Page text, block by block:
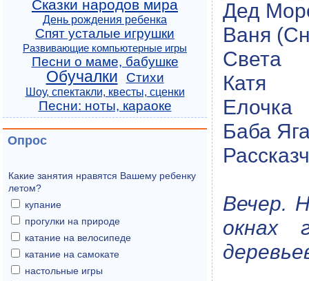
Дед
Ваня
Света
Катя
Елочка
Баба
Вечер.
окнах
Сказки народов мира
День рождения ребенка
Спят усталые игрушки
Развивающие компьютерные игры
Песни о маме, бабушке
Обучалки Стихи
Шоу, спектакли, квесты, сценки
Песни: ноты, караоке
Опрос
Какие занятия нравятся Вашему ребенку
летом?
купание
прогулки на природе
катание на велосипеде
катание на самокате
настольные игры